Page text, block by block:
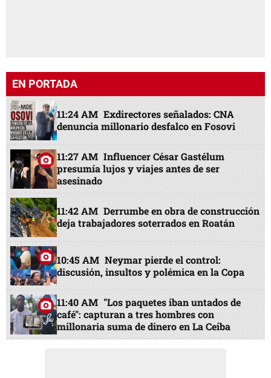
EN PORTADA
11:24 AM Exdirectores señalados: CNA
denuncia millonario desfalco en Fosovi
11:27 AM Influencer César Gastélum
presumía lujos y viajes antes de ser
asesinado
11:42 AM Derrumbe en obra de construcción
deja trabajadores soterrados en Roatán
10:45 AM Neymar pierde el control:
discusión, insultos y polémica en la Copa
11:40 AM "Los paquetes iban untados de
café": capturan a tres hombres con
millonaria suma de dinero en La Ceiba